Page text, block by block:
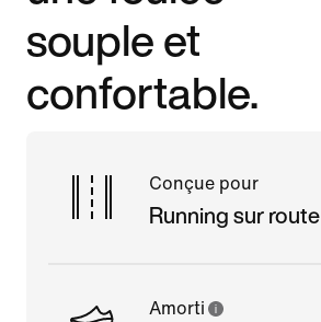
souple et
confortable.
Conçue pour
Running sur route
Amorti